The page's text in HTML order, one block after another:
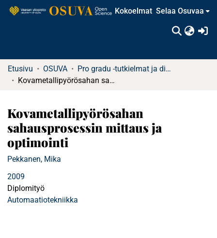
Kokoelmat Selaa Osuvaa
Etusivu OSUVA
Pro gradu -tutkielmat ja diplomityöt (rajattu saatavuus)
Kovametallipyörösahan sahausprosessin mittaus ja optimointi
Kovametallipyörösahan
sahausprosessin mittaus ja
optimointi
Pekkanen, Mika
2009
Diplomityö
Automaatiotekniikka